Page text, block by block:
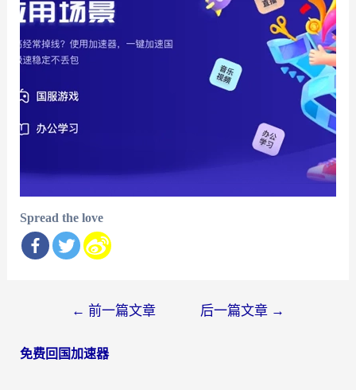
Spread the love
导
← 前一篇文章 后一篇文章 →
免费回国加速器